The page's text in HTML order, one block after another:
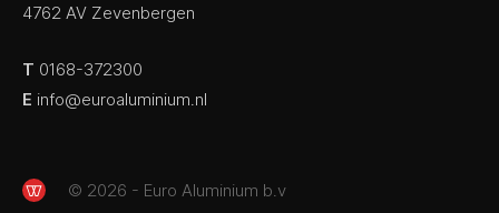
4762 AV Zevenbergen
T 0168-372300
E info@euroaluminium.nl
© 2026 - Euro Aluminium b.v